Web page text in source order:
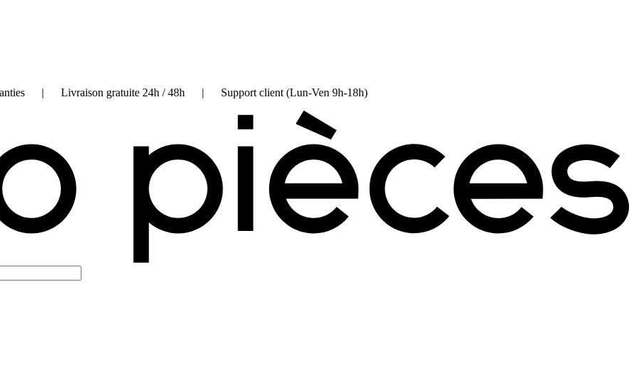
garanties | Livraison gratuite 24h / 48h | Support client (Lun-Ven 9h-18h)